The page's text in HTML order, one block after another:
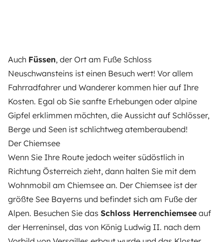
Auch Füssen, der Ort am Fuße Schloss
Neuschwansteins ist einen Besuch wert! Vor allem
Fahrradfahrer und Wanderer kommen hier auf Ihre
Kosten. Egal ob Sie sanfte Erhebungen oder alpine
Gipfel erklimmen möchten, die Aussicht auf Schlösser,
Berge und Seen ist schlichtweg atemberaubend!
Der Chiemsee
Wenn Sie Ihre Route jedoch weiter südöstlich in
Richtung Österreich zieht, dann halten Sie mit dem
Wohnmobil am Chiemsee an. Der Chiemsee ist der
größte See Bayerns und befindet sich am Fuße der
Alpen. Besuchen Sie das Schloss Herrenchiemsee auf
der Herreninsel, das von König Ludwig II. nach dem